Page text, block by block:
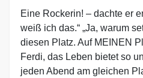
Eine Rockerin! – dachte er
weiß ich das.“ „Ja, warum
diesen Platz. Auf MEINEN
Ferdi, das Leben bietet so
jeden Abend am gleichen